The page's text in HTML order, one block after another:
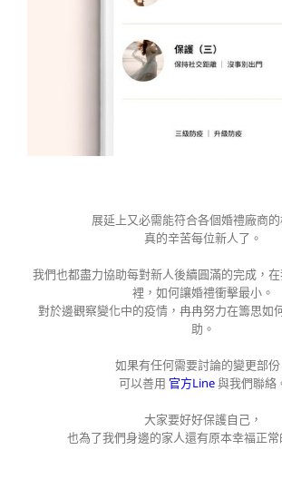
展延上又必需能符合各個婚禮廠商的
真的辛苦每位新人了。
我們也都盡力協助每對新人後續圓滿的完成，
裡，如何讓婚禮衝擊最小。
對於邊觀察變化中的疫情，冉冉努力在籌思如
助。
如果有任何需要討論的變更部份
可以善用 官方Line與我們聯絡
大家要好好保護自己，
也為了我們身邊的家人還有原本幸福正常